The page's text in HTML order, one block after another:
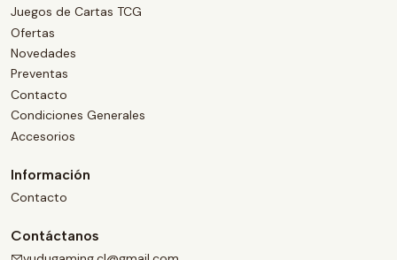
Juegos de Cartas TCG
Ofertas
Novedades
Preventas
Contacto
Condiciones Generales
Accesorios
Información
Contacto
Contáctanos